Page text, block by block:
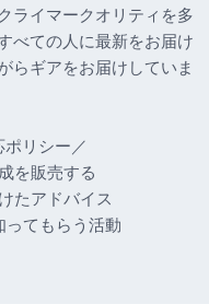
ライマークオリティを多
べての人に最新をお届け
らギアをお届けしていま
ポリシー／
を販売する
たアドバイス
ってもらう活動